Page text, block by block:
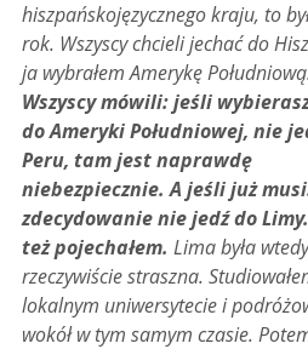
hiszpańskojęzycznego kraju, to
rok. Wszyscy chcieli jechać do
ja wybrałem Amerykę
Wszyscy mówili: jeśli
do Ameryki Południowej, nie
Peru, tam jest naprawdę
niebezpiecznie. A jeśli już
zdecydowanie nie jedź do
też pojechałem. Lima była
rzeczywiście straszna.
lokalnym uniwersytecie i
wokół w tym samym czasie.